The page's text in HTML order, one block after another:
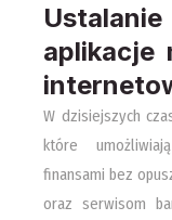
aplikacje
W dzisiejszych
które
finansami bez
oraz serwisom